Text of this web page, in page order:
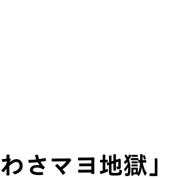
さマヨ地獄」